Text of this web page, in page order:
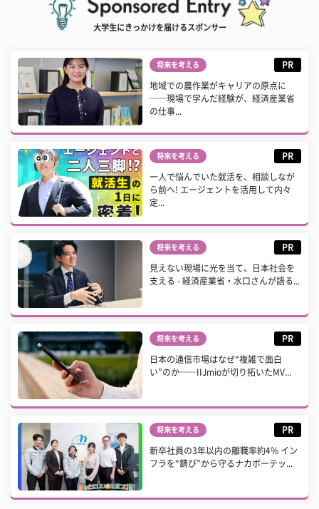
大学生にきっかけを届けるスポンサー
将来を考える PR
地域での農作業がキャリアの原点に
──現場で学んだ経験が、経済産業省
の仕事...
将来を考える PR
一人で悩んでいた就活を、相談しなが
ら前へ! エージェントを活用して内々
定...
将来を考える PR
見えない現場に光を当て、日本社会を
支える - 経済産業省・水口さんが語る...
将来を考える PR
日本の通信市場はなぜ“複雑で面白
い”のか──IIJmioが切り拓いたMV...
将来を考える PR
新卒社員の3年以内の離職率約4% イン
フラを“錆び”から守るナカボーテッ...